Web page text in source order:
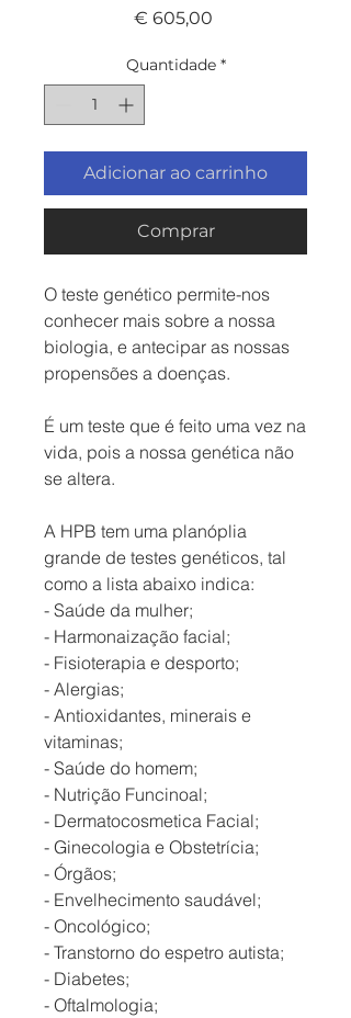
€ 605,00Preço
Quantidade *
Adicionar ao carrinho
Comprar
O teste genético permite-nos
conhecer mais sobre a nossa
biologia, e antecipar as nossas
propensões a doenças.
É um teste que é feito uma vez na
vida, pois a nossa genética não
se altera.
A HPB tem uma planóplia
grande de testes genéticos, tal
como a lista abaixo indica:
- Saúde da mulher;
- Harmonaização facial;
- Fisioterapia e desporto;
- Alergias;
- Antioxidantes, minerais e
vitaminas;
- Saúde do homem;
- Nutrição Funcinoal;
- Dermatocosmetica Facial;
- Ginecologia e Obstetrícia;
- Órgãos;
- Envelhecimento saudável;
- Oncológico;
- Transtorno do espetro autista;
- Diabetes;
- Oftalmologia;